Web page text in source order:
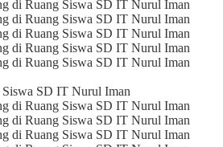
di Ruang Siswa SD IT Nurul Iman
di Ruang Siswa SD IT Nurul Iman
di Ruang Siswa SD IT Nurul Iman
di Ruang Siswa SD IT Nurul Iman
di Ruang Siswa SD IT Nurul Iman
Siswa SD IT Nurul Iman
di Ruang Siswa SD IT Nurul Iman
di Ruang Siswa SD IT Nurul Iman
di Ruang Siswa SD IT Nurul Iman